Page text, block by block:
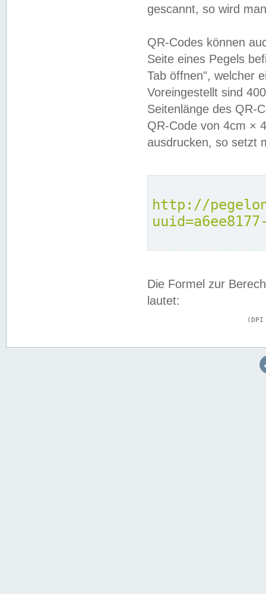
gescannt, so wird
QR-Codes können
Seite eines Pegels
Tab öffnen", welcher
Voreingestellt sind
Seitenlänge des QR-
QR-Code von 4cm ×
ausdrucken, so setzt
http://
Die Formel zur
lautet: